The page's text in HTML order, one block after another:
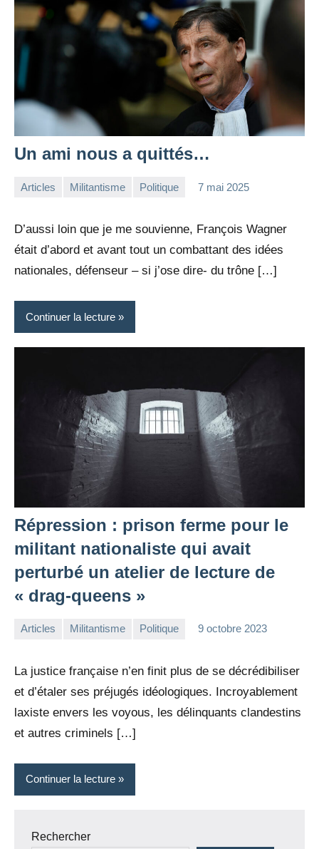
Un ami nous a quittés…
Articles Militantisme Politique 7 mai 2025
D’aussi loin que je me souvienne, François Wagner
était d’abord et avant tout un combattant des idées
nationales, défenseur – si j’ose dire- du trône […]
Continuer la lecture
Répression : prison ferme pour le
militant nationaliste qui avait
perturbé un atelier de lecture de
« drag-queens »
Articles Militantisme Politique 9 octobre 2023
La justice française n’en finit plus de se décrédibiliser
et d’étaler ses préjugés idéologiques. Incroyablement
laxiste envers les voyous, les délinquants clandestins
et autres criminels […]
Continuer la lecture
Rechercher